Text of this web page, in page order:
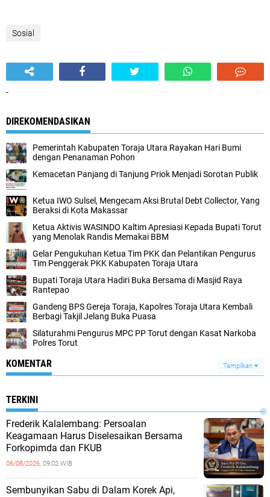
Sosial
-
DIREKOMENDASIKAN
Pemerintah Kabupaten Toraja Utara Rayakan Hari Bumi
dengan Penanaman Pohon
Kemacetan Panjang di Tanjung Priok Menjadi Sorotan Publik
Ketua IWO Sulsel, Mengecam Aksi Brutal Debt Collector, Yang
Beraksi di Kota Makassar
Ketua Aktivis WASINDO Kaltim Apresiasi Kepada Bupati Torut
yang Menolak Randis Memakai BBM
Gelar Pengukuhan Ketua Tim PKK dan Pelantikan Pengurus
Tim Penggerak PKK Kabupaten Toraja Utara
Bupati Toraja Utara Hadiri Buka Bersama di Masjid Raya
Rantepao
Gandeng BPS Gereja Toraja, Kapolres Toraja Utara Kembali
Berbagi Takjil Jelang Buka Puasa
Silaturahmi Pengurus MPC PP Torut dengan Kasat Narkoba
Polres Torut
KOMENTAR Tampilkan
TERKINI
Frederik Kalalembang: Persoalan
Keagamaan Harus Diselesaikan Bersama
Forkopimda dan FKUB
06/08/2026, 09:02 WIB
Sembunyikan Sabu di Dalam Korek Api,